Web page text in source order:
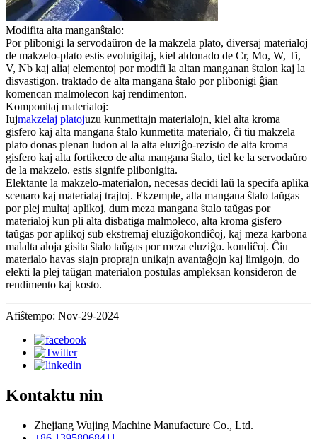
Modifita alta manganŝtalo:
Por plibonigi la servodaŭron de la makzela plato, diversaj materialoj
de makzelo-plato estis evoluigitaj, kiel aldonado de Cr, Mo, W, Ti,
V, Nb kaj aliaj elementoj por modifi la altan manganan ŝtalon kaj la
disvastigon. traktado de alta mangana ŝtalo por plibonigi ĝian
komencan malmolecon kaj rendimenton.
Komponitaj materialoj:
Iujmakzelaj platojuzu kunmetitajn materialojn, kiel alta kroma
gisfero kaj alta mangana ŝtalo kunmetita materialo, ĉi tiu makzela
plato donas plenan ludon al la alta eluziĝo-rezisto de alta kroma
gisfero kaj alta fortikeco de alta mangana ŝtalo, tiel ke la servodaŭro
de la makzelo. estis signife plibonigita.
Elektante la makzelo-materialon, necesas decidi laŭ la specifa aplika
scenaro kaj materialaj trajtoj. Ekzemple, alta mangana ŝtalo taŭgas
por plej multaj aplikoj, dum meza mangana ŝtalo taŭgas por
materialoj kun pli alta disbatiga malmoleco, alta kroma gisfero
taŭgas por aplikoj sub ekstremaj eluziĝokondiĉoj, kaj meza karbona
malalta aloja gisita ŝtalo taŭgas por meza eluziĝo. kondiĉoj. Ĉiu
materialo havas siajn proprajn unikajn avantaĝojn kaj limigojn, do
elekti la plej taŭgan materialon postulas ampleksan konsideron de
rendimento kaj kosto.
Afiŝtempo: Nov-29-2024
Kontaktu nin
Zhejiang Wujing Machine Manufacture Co., Ltd.